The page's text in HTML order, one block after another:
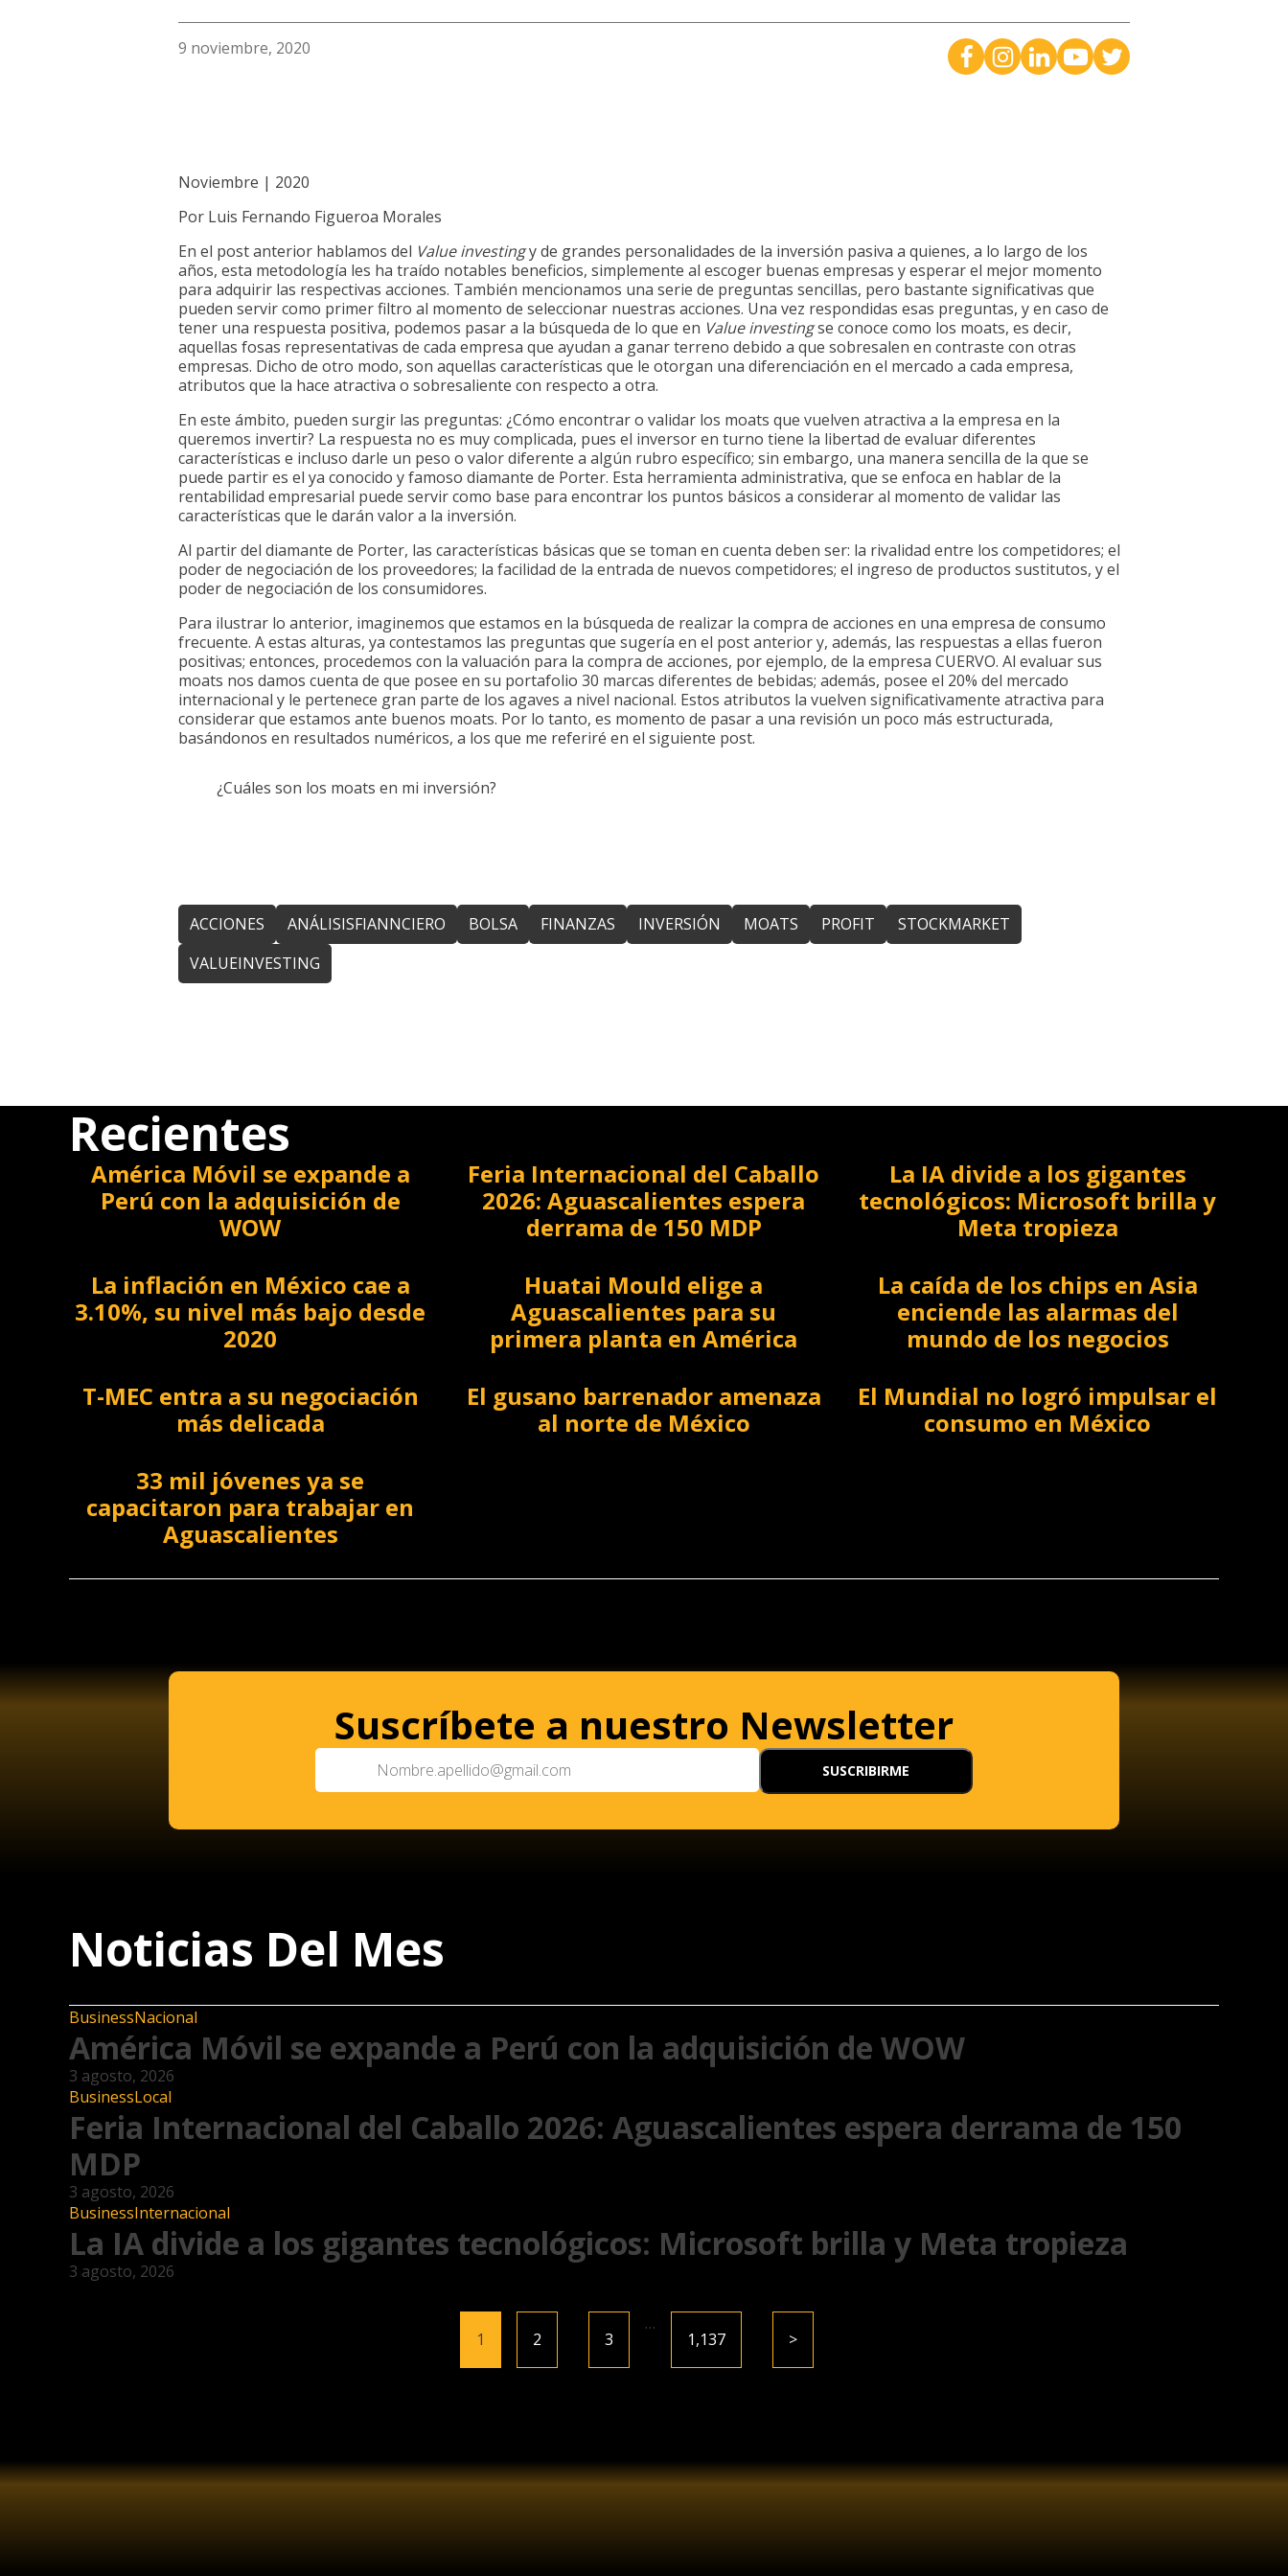
9 noviembre, 2020
Noviembre | 2020
Por Luis Fernando Figueroa Morales
En el post anterior hablamos del Value investingy de grandes personalidades de la inversión pasiva a quienes, a lo largo de los
años, esta metodología les ha traído notables beneficios, simplemente al escoger buenas empresas y esperar el mejor momento
para adquirir las respectivas acciones. También mencionamos una serie de preguntas sencillas, pero bastante significativas que
pueden servir como primer filtro al momento de seleccionar nuestras acciones. Una vez respondidas esas preguntas, y en caso de
tener una respuesta positiva, podemos pasar a la búsqueda de lo que en Value investingse conoce como los moats, es decir,
aquellas fosas representativas de cada empresa que ayudan a ganar terreno debido a que sobresalen en contraste con otras
empresas. Dicho de otro modo, son aquellas características que le otorgan una diferenciación en el mercado a cada empresa,
atributos que la hace atractiva o sobresaliente con respecto a otra.
En este ámbito, pueden surgir las preguntas: ¿Cómo encontrar o validar los moats que vuelven atractiva a la empresa en la
queremos invertir? La respuesta no es muy complicada, pues el inversor en turno tiene la libertad de evaluar diferentes
características e incluso darle un peso o valor diferente a algún rubro específico; sin embargo, una manera sencilla de la que se
puede partir es el ya conocido y famoso diamante de Porter. Esta herramienta administrativa, que se enfoca en hablar de la
rentabilidad empresarial puede servir como base para encontrar los puntos básicos a considerar al momento de validar las
características que le darán valor a la inversión.
Al partir del diamante de Porter, las características básicas que se toman en cuenta deben ser: la rivalidad entre los competidores; el
poder de negociación de los proveedores; la facilidad de la entrada de nuevos competidores; el ingreso de productos sustitutos, y el
poder de negociación de los consumidores.
Para ilustrar lo anterior, imaginemos que estamos en la búsqueda de realizar la compra de acciones en una empresa de consumo
frecuente. A estas alturas, ya contestamos las preguntas que sugería en el post anterior y, además, las respuestas a ellas fueron
positivas; entonces, procedemos con la valuación para la compra de acciones, por ejemplo, de la empresa CUERVO. Al evaluar sus
moats nos damos cuenta de que posee en su portafolio 30 marcas diferentes de bebidas; además, posee el 20% del mercado
internacional y le pertenece gran parte de los agaves a nivel nacional. Estos atributos la vuelven significativamente atractiva para
considerar que estamos ante buenos moats. Por lo tanto, es momento de pasar a una revisión un poco más estructurada,
basándonos en resultados numéricos, a los que me referiré en el siguiente post.
¿Cuáles son los moats en mi inversión?
ACCIONES ANÁLISISFIANNCIERO BOLSA FINANZAS INVERSIÓN MOATS PROFIT
STOCKMARKET
VALUEINVESTING
Recientes
América Móvil se expande a
Perú con la adquisición de
WOW
Feria Internacional del Caballo
2026: Aguascalientes espera
derrama de 150 MDP
La IA divide a los gigantes
tecnológicos: Microsoft brilla y
Meta tropieza
La inflación en México cae a
3.10%, su nivel más bajo desde
2020
Huatai Mould elige a
Aguascalientes para su
primera planta en América
La caída de los chips en Asia
enciende las alarmas del
mundo de los negocios
T-MEC entra a su negociación
más delicada
El gusano barrenador amenaza
al norte de México
El Mundial no logró impulsar el
consumo en México
33 mil jóvenes ya se
capacitaron para trabajar en
Aguascalientes
Suscríbete a nuestro Newsletter
Noticias Del Mes
BusinessNacional
América Móvil se expande a Perú con la adquisición de WOW
3 agosto, 2026
BusinessLocal
Feria Internacional del Caballo 2026: Aguascalientes espera derrama de 150
MDP
3 agosto, 2026
BusinessInternacional
La IA divide a los gigantes tecnológicos: Microsoft brilla y Meta tropieza
3 agosto, 2026
1 2 3
…
1,137 >